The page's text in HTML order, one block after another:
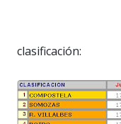
clasificación: